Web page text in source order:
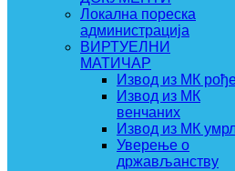
Локална пореска
администрација
ВИРТУЕЛНИ
МАТИЧАР
Извод из МК
Извод из МК
венчаних
Извод из МК
Уверење о
држављанству